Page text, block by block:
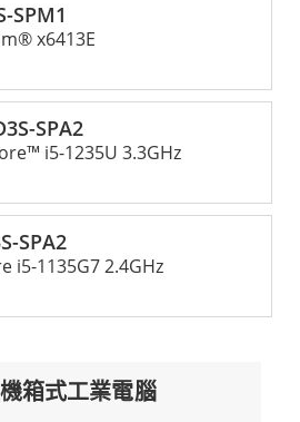
SPM1
x6413E
SPA2
i5-1235U 3.3GHz
SPA2
i5-1135G7 2.4GHz
箱式工業電腦